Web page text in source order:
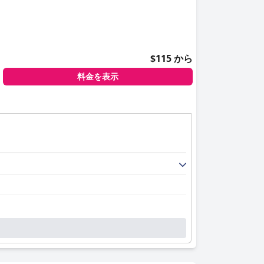
$115 から
料金を表示